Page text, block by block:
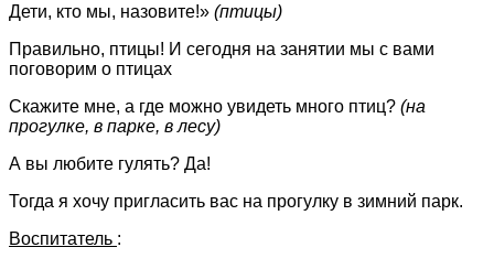
Дети, кто мы, назовите!» (птицы)
Правильно, птицы! И сегодня на занятии мы с вами
поговорим о птицах
Скажите мне, а где можно увидеть много птиц? (на
прогулке, в парке, в лесу)
А вы любите гулять? Да!
Тогда я хочу пригласить вас на прогулку в зимний парк.
Воспитатель :